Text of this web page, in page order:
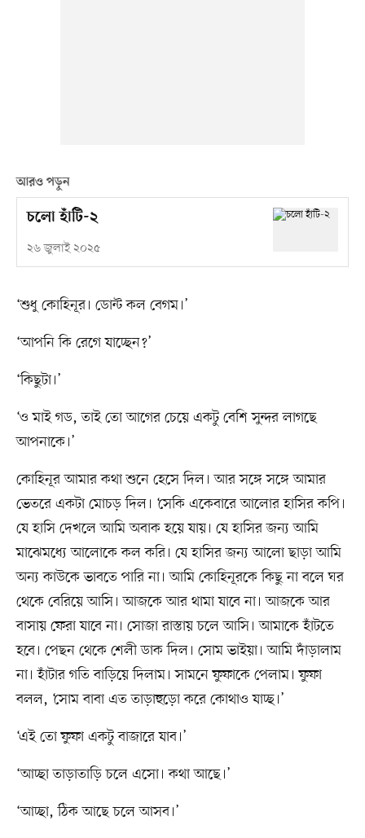
আরও পড়ুন
চলো হাঁটি-২
২৬ জুলাই ২০২৫
‘শুধু কোহিনূর। ডোন্ট কল বেগম।’
‘আপনি কি রেগে যাচ্ছেন?’
‘কিছুটা।’
‘ও মাই গড, তাই তো আগের চেয়ে একটু বেশি সুন্দর লাগছে
আপনাকে।’
কোহিনূর আমার কথা শুনে হেসে দিল। আর সঙ্গে সঙ্গে আমার
ভেতরে একটা মোচড় দিল। ‘সেকি একেবারে আলোর হাসির কপি।
যে হাসি দেখলে আমি অবাক হয়ে যায়। যে হাসির জন্য আমি
মাঝেমধ্যে আলোকে কল করি। যে হাসির জন্য আলো ছাড়া আমি
অন্য কাউকে ভাবতে পারি না। আমি কোহিনূরকে কিছু না বলে ঘর
থেকে বেরিয়ে আসি। আজকে আর থামা যাবে না। আজকে আর
বাসায় ফেরা যাবে না। সোজা রাস্তায় চলে আসি। আমাকে হাঁটতে
হবে। পেছন থেকে শেলী ডাক দিল। সোম ভাইয়া। আমি দাঁড়ালাম
না। হাঁটার গতি বাড়িয়ে দিলাম। সামনে ফুফাকে পেলাম। ফুফা
বলল, ‘সোম বাবা এত তাড়াহুড়ো করে কোথাও যাচ্ছ।’
‘এই তো ফুফা একটু বাজারে যাব।’
‘আচ্ছা তাড়াতাড়ি চলে এসো। কথা আছে।’
‘আচ্ছা, ঠিক আছে চলে আসব।’